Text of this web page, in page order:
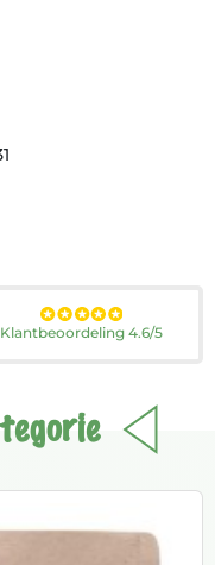
Klantbeoordeling 4.6/5